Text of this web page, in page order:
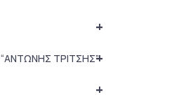
+
+
ΤΡΙΤΣΗΣ”
+